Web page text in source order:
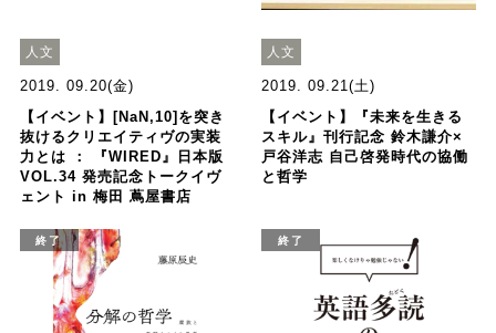
人文
2019. 09.20(金)
【イベント】[NaN,10]を突き
抜けるクリエイティヴの実装
力とは ： 『WIRED』日本版
VOL.34 発売記念トークイヴ
ェント in 梅田 蔦屋書店
人文
2019. 09.21(土)
【イベント】『未来を生きる
スキル』刊行記念 鈴木謙介×
戸谷洋志 自己啓発時代の協働
と哲学
終了 終了